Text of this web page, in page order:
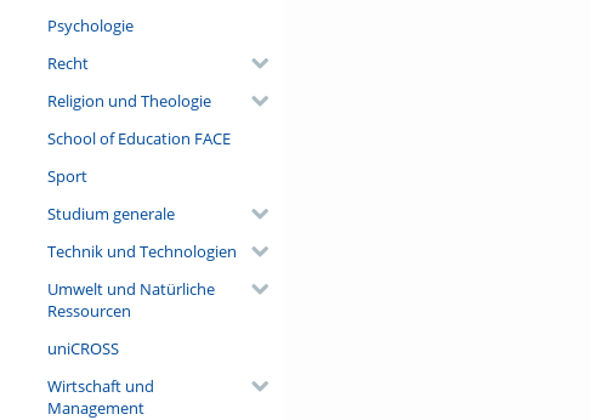
Psychologie
Recht
Religion und Theologie
School of Education FACE
Sport
Studium generale
Technik und Technologien
Umwelt und Natürliche
Ressourcen
uniCROSS
Wirtschaft und
Management